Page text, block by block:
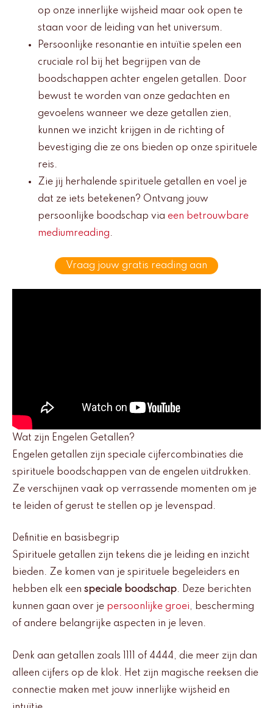
op onze innerlijke wijsheid maar ook open te
staan voor de leiding van het universum.
Persoonlijke resonantie en intuïtie spelen een
cruciale rol bij het begrijpen van de
boodschappen achter engelen getallen. Door
bewust te worden van onze gedachten en
gevoelens wanneer we deze getallen zien,
kunnen we inzicht krijgen in de richting of
bevestiging die ze ons bieden op onze spirituele
reis.
Zie jij herhalende spirituele getallen en voel je
dat ze iets betekenen? Ontvang jouw
persoonlijke boodschap via een betrouwbare
mediumreading.
Vraag jouw gratis reading aan
Wat zijn Engelen Getallen?
Engelen getallen zijn speciale cijfercombinaties die
spirituele boodschappen van de engelen uitdrukken.
Ze verschijnen vaak op verrassende momenten om je
te leiden of gerust te stellen op je levenspad.
Definitie en basisbegrip
Spirituele getallen zijn tekens die je leiding en inzicht
bieden. Ze komen van je spirituele begeleiders en
hebben elk een speciale boodschap. Deze berichten
kunnen gaan over je persoonlijke groei, bescherming
of andere belangrijke aspecten in je leven.
Denk aan getallen zoals 1111 of 4444, die meer zijn dan
alleen cijfers op de klok. Het zijn magische reeksen die
connectie maken met jouw innerlijke wijsheid en